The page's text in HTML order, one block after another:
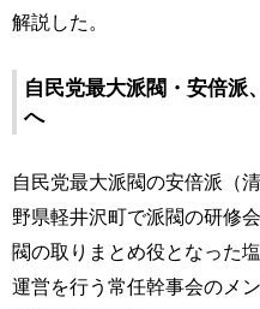
解説した。
自民党最大派閥・安倍派
へ
自民党最大派閥の安倍派（
野県軽井沢町で派閥の研修
閥の取りまとめ役となった
運営を行う常任幹事会のメ